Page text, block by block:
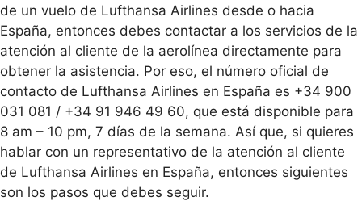
de un vuelo de Lufthansa Airlines desde o hacia
España, entonces debes contactar a los servicios de la
atención al cliente de la aerolínea directamente para
obtener la asistencia. Por eso, el número oficial de
contacto de Lufthansa Airlines en España es +34 900
031 081 / +34 91 946 49 60, que está disponible para
8 am – 10 pm, 7 días de la semana. Así que, si quieres
hablar con un representativo de la atención al cliente
de Lufthansa Airlines en España, entonces siguientes
son los pasos que debes seguir.